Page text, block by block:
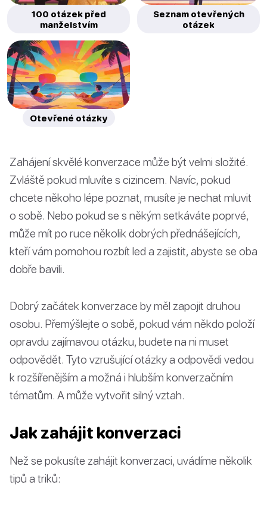
100 otázek před
manželstvím
Seznam otevřených
otázek
Otevřené otázky
Zahájení skvělé konverzace může být velmi složité.
Zvláště pokud mluvíte s cizincem. Navíc, pokud
chcete někoho lépe poznat, musíte je nechat mluvit
o sobě. Nebo pokud se s někým setkáváte poprvé,
může mít po ruce několik dobrých přednášejících,
kteří vám pomohou rozbít led a zajistit, abyste se oba
dobře bavili.
Dobrý začátek konverzace by měl zapojit druhou
osobu. Přemýšlejte o sobě, pokud vám někdo položí
opravdu zajímavou otázku, budete na ni muset
odpovědět. Tyto vzrušující otázky a odpovědi vedou
k rozšířenějším a možná i hlubším konverzačním
tématům. A může vytvořit silný vztah.
Jak zahájit konverzaci
Než se pokusíte zahájit konverzaci, uvádíme několik
tipů a triků: